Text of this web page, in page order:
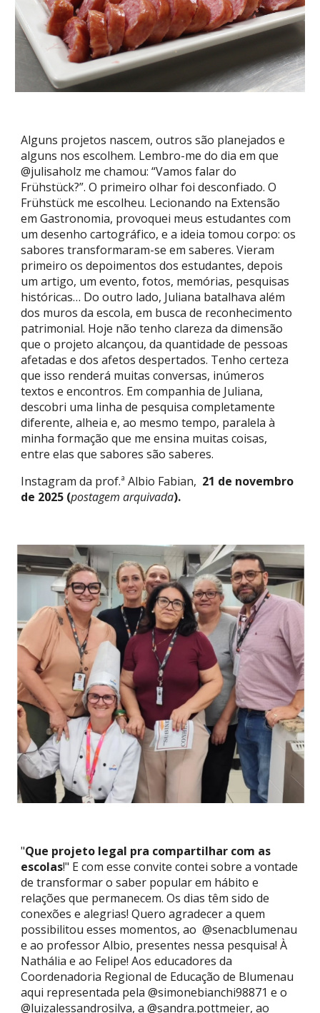
Alguns projetos nascem, outros são planejados e
alguns nos escolhem. Lembro-me do dia em que
@julisaholz me chamou: “Vamos falar do
Frühstück?”. O primeiro olhar foi desconfiado. O
Frühstück me escolheu. Lecionando na Extensão
em Gastronomia, provoquei meus estudantes com
um desenho cartográfico, e a ideia tomou corpo: os
sabores transformaram-se em saberes. Vieram
primeiro os depoimentos dos estudantes, depois
um artigo, um evento, fotos, memórias, pesquisas
históricas… Do outro lado, Juliana batalhava além
dos muros da escola, em busca de reconhecimento
patrimonial. Hoje não tenho clareza da dimensão
que o projeto alcançou, da quantidade de pessoas
afetadas e dos afetos despertados. Tenho certeza
que isso renderá muitas conversas, inúmeros
textos e encontros. Em companhia de Juliana,
descobri uma linha de pesquisa completamente
diferente, alheia e, ao mesmo tempo, paralela à
minha formação que me ensina muitas coisas,
entre elas que sabores são saberes.
Instagram da prof.ª Albio Fabian, 21 de novembro
de 2025 (postagem arquivada).
"Que projeto legal pra compartilhar com as
escolas!" E com esse convite contei sobre a vontade
de transformar o saber popular em hábito e
relações que permanecem. Os dias têm sido de
conexões e alegrias! Quero agradecer a quem
possibilitou esses momentos, ao @senacblumenau
e ao professor Albio, presentes nessa pesquisa! À
Nathália e ao Felipe! Aos educadores da
Coordenadoria Regional de Educação de Blumenau
aqui representada pela @simonebianchi98871 e o
@luizalessandrosilva, a @sandra.pottmeier, ao